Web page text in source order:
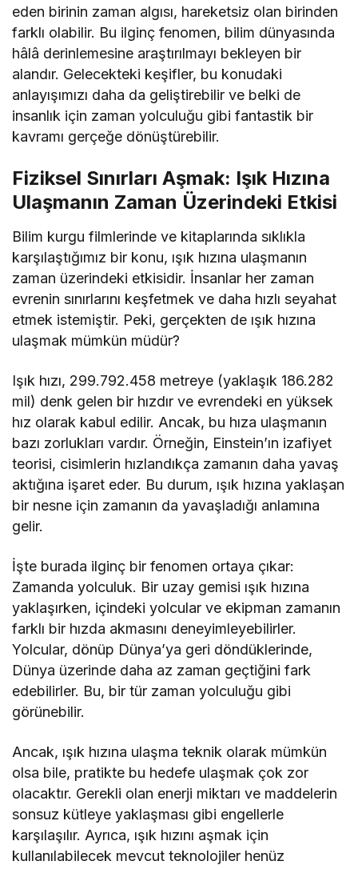
eden birinin zaman algısı, hareketsiz olan birinden
farklı olabilir. Bu ilginç fenomen, bilim dünyasında
hâlâ derinlemesine araştırılmayı bekleyen bir
alandır. Gelecekteki keşifler, bu konudaki
anlayışımızı daha da geliştirebilir ve belki de
insanlık için zaman yolculuğu gibi fantastik bir
kavramı gerçeğe dönüştürebilir.
Fiziksel Sınırları Aşmak: Işık Hızına
Ulaşmanın Zaman Üzerindeki Etkisi
Bilim kurgu filmlerinde ve kitaplarında sıklıkla
karşılaştığımız bir konu, ışık hızına ulaşmanın
zaman üzerindeki etkisidir. İnsanlar her zaman
evrenin sınırlarını keşfetmek ve daha hızlı seyahat
etmek istemiştir. Peki, gerçekten de ışık hızına
ulaşmak mümkün müdür?
Işık hızı, 299.792.458 metreye (yaklaşık 186.282
mil) denk gelen bir hızdır ve evrendeki en yüksek
hız olarak kabul edilir. Ancak, bu hıza ulaşmanın
bazı zorlukları vardır. Örneğin, Einstein’ın izafiyet
teorisi, cisimlerin hızlandıkça zamanın daha yavaş
aktığına işaret eder. Bu durum, ışık hızına yaklaşan
bir nesne için zamanın da yavaşladığı anlamına
gelir.
İşte burada ilginç bir fenomen ortaya çıkar:
Zamanda yolculuk. Bir uzay gemisi ışık hızına
yaklaşırken, içindeki yolcular ve ekipman zamanın
farklı bir hızda akmasını deneyimleyebilirler.
Yolcular, dönüp Dünya’ya geri döndüklerinde,
Dünya üzerinde daha az zaman geçtiğini fark
edebilirler. Bu, bir tür zaman yolculuğu gibi
görünebilir.
Ancak, ışık hızına ulaşma teknik olarak mümkün
olsa bile, pratikte bu hedefe ulaşmak çok zor
olacaktır. Gerekli olan enerji miktarı ve maddelerin
sonsuz kütleye yaklaşması gibi engellerle
karşılaşılır. Ayrıca, ışık hızını aşmak için
kullanılabilecek mevcut teknolojiler henüz